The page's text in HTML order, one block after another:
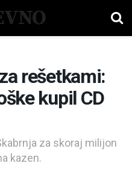
rešetkami:
kupil CD
za skoraj milijon
kazen.